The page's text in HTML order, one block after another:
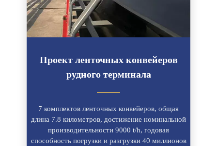
Проект ленточных конвейеров
рудного терминала
———
7 комплектов ленточных конвейеров, общая
длина 7.8 километров, достижение номинальной
производительности 9000 t/h, годовая
способность погрузки и разгрузки 40 миллионов